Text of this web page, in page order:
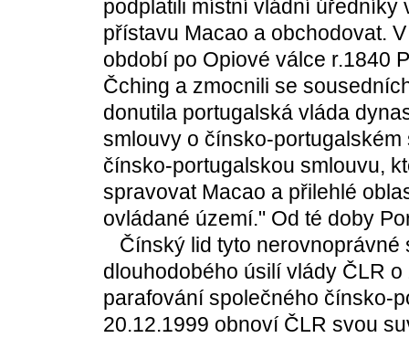
podplatili místní vládní úředníky
přístavu Macao a obchodovat.
období po Opiové válce r.1840
Čching a zmocnili se
donutila portugalská vláda
smlouvy o čínsko-
čínsko-portugalskou smlouvu,
spravovat Macao a přilehlé
ovládané území." Od té doby
Čínský lid tyto nerovnoprávné
dlouhodobého úsilí vlády ČLR
parafování společného čínsko-
20.12.1999 obnoví ČLR svou